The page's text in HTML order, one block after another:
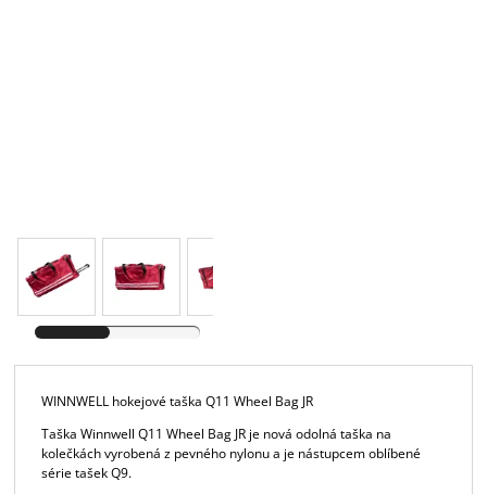
WINNWELL hokejové taška Q11 Wheel Bag JR
Taška Winnwell Q11 Wheel Bag JR je nová odolná taška na
kolečkách vyrobená z pevného nylonu a je nástupcem oblíbené
série tašek Q9.